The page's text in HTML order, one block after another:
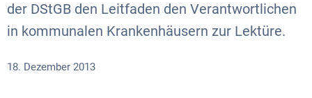
der DStGB den Leitfaden den Verantwortlichen
in kommunalen Krankenhäusern zur Lektüre.
18. Dezember 2013